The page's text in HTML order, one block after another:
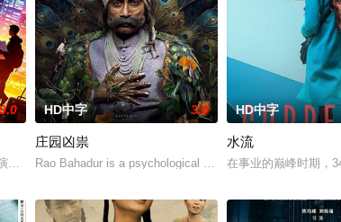
引出“婴胎报仇”，“娘娘索命”等一连串妖异事件，张天盛虽被
9.0
朱达仁萌生拍一部《河南人在北京》电影的念头，在说服主编姚
HD中字 3.0
庄园凶祟
Rao Bahadur is a psychological drama set against the
HD中字
水流
在事业的巅峰时期，